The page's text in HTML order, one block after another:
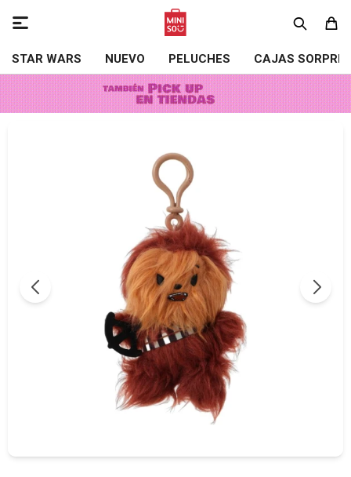
STAR WARS NUEVO PELUCHES CAJAS
